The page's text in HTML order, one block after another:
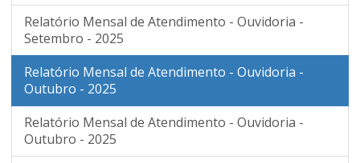
Relatório Mensal de Atendimento - Ouvidoria -
Setembro - 2025
Relatório Mensal de Atendimento - Ouvidoria -
Outubro - 2025
Relatório Mensal de Atendimento - Ouvidoria -
Outubro - 2025